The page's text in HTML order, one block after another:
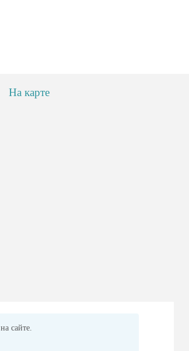
На карте
сайте.